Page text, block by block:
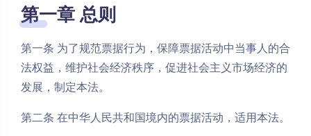
第一章 总则
第一条 为了规范票据行为，保障票据活动中当事人的合
法权益，维护社会经济秩序，促进社会主义市场经济的
发展，制定本法。
第二条 在中华人民共和国境内的票据活动，适用本法。